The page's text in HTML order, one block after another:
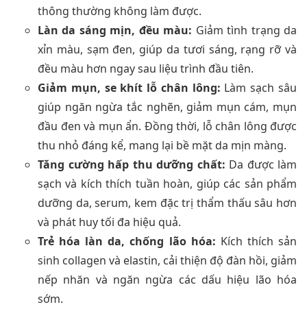
thông thường không làm được.
Làn da sáng mịn, đều màu: Giảm tình trạng da
xỉn màu, sạm đen, giúp da tươi sáng, rạng rỡ và
đều màu hơn ngay sau liệu trình đầu tiên.
Giảm mụn, se khít lỗ chân lông: Làm sạch sâu
giúp ngăn ngừa tắc nghẽn, giảm mụn cám, mụn
đầu đen và mụn ẩn. Đồng thời, lỗ chân lông được
thu nhỏ đáng kể, mang lại bề mặt da mịn màng.
Tăng cường hấp thu dưỡng chất: Da được làm
sạch và kích thích tuần hoàn, giúp các sản phẩm
dưỡng da, serum, kem đặc trị thẩm thấu sâu hơn
và phát huy tối đa hiệu quả.
Trẻ hóa làn da, chống lão hóa: Kích thích sản
sinh collagen và elastin, cải thiện độ đàn hồi, giảm
nếp nhăn và ngăn ngừa các dấu hiệu lão hóa
sớm.